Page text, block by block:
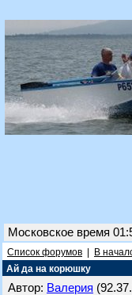
Московское время
Список форумов В
Ай да на корюшку
Автор: Валерия